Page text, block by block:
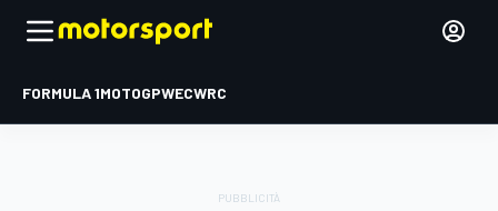
FORMULA 1MOTOGPWECWRC